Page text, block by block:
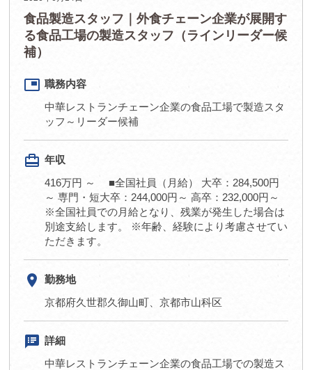
食品製造スタッフ｜外食チェーン企業が展開す
る食品工場の製造スタッフ（ラインリーダー候
補）
picture_in_picture 職務内容
中華レストランチェーン企業の食品工場で製造スタ
ッフ～リーダー候補
card_travel 年収
416万円 ～ ■全国社員（月給） 大卒：284,500円
～ 専門・短大卒：244,000円～ 高卒：232,000円～
※全国社員での月給となり、残業が発生した場合は
別途支給します。 ※年齢、経験により考慮させてい
ただきます。
room
勤務地
京都府久世郡久御山町、京都市山科区
speaker_notes 詳細
中華レストランチェーン企業の食品工場での製造ス